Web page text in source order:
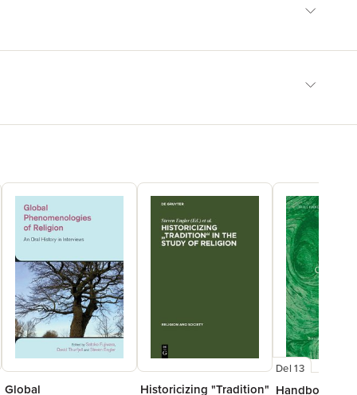
Global
Historicizing "Tradition"
Del 13
Handbook of